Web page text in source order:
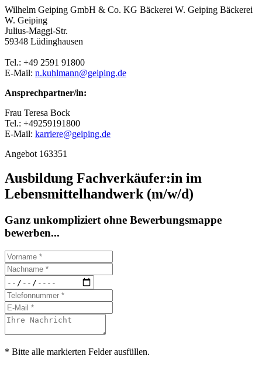
Wilhelm Geiping GmbH & Co. KG Bäckerei W. Geiping Bäckerei
W. Geiping
Julius-Maggi-Str.
59348 Lüdinghausen
Tel.: +49 2591 91800
E-Mail: n.kuhlmann@geiping.de
Ansprechpartner/in:
Frau Teresa Bock
Tel.: +49259191800
E-Mail: karriere@geiping.de
Angebot 163351
Ausbildung Fachverkäufer:in im
Lebensmittelhandwerk (m/w/d)
Ganz unkompliziert ohne Bewerbungsmappe
bewerben...
* Bitte alle markierten Felder ausfüllen.